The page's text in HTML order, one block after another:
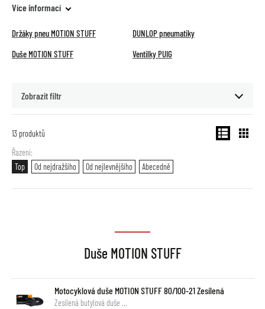
Více informací
Držáky pneu MOTION STUFF
DUNLOP pneumatiky
Duše MOTION STUFF
Ventilky PUIG
Zobrazit filtr
13 produktů
Řazení
Top
Od nejdražšího Od nejlevnějšího Abecedně
Duše MOTION STUFF
Motocyklová duše MOTION STUFF 80/100-21 Zesílená
Zesílená butylová duše …